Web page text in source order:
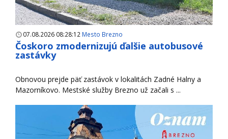
07.08.2026 08:28:12 Mesto Brezno
Čoskoro zmodernizujú ďalšie autobusové
zastávky
Obnovou prejde päť zastávok v lokalitách Zadné Halny a
Mazorníkovo. Mestské služby Brezno už začali s ...